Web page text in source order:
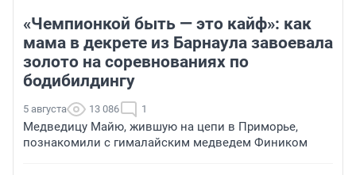
«Чемпионкой быть — это кайф»: как
мама в декрете из Барнаула завоевала
золото на соревнованиях по
бодибилдингу
5 августа 13 086 1
Медведицу Майю, жившую на цепи в Приморье,
познакомили с гималайским медведем Фиником